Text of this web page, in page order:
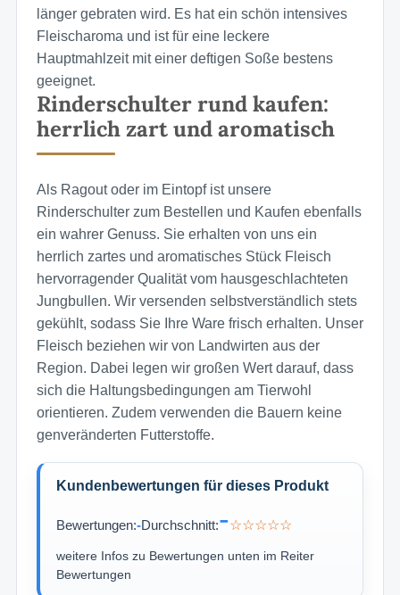
länger gebraten wird. Es hat ein schön intensives
Fleischaroma und ist für eine leckere
Hauptmahlzeit mit einer deftigen Soße bestens
geeignet.
Rinderschulter rund kaufen:
herrlich zart und aromatisch
Als Ragout oder im Eintopf ist unsere
Rinderschulter zum Bestellen und Kaufen ebenfalls
ein wahrer Genuss. Sie erhalten von uns ein
herrlich zartes und aromatisches Stück Fleisch
hervorragender Qualität vom hausgeschlachteten
Jungbullen. Wir versenden selbstverständlich stets
gekühlt, sodass Sie Ihre Ware frisch erhalten. Unser
Fleisch beziehen wir von Landwirten aus der
Region. Dabei legen wir großen Wert darauf, dass
sich die Haltungsbedingungen am Tierwohl
orientieren. Zudem verwenden die Bauern keine
genveränderten Futterstoffe.
Kundenbewertungen für dieses Produkt
Bewertungen:-Durchschnitt:-☆☆☆☆☆
weitere Infos zu Bewertungen unten im Reiter
Bewertungen